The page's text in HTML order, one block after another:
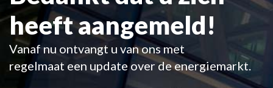
heeft aangemeld!
Vanaf nu ontvangt u van ons met
regelmaat een update over de energiemarkt.